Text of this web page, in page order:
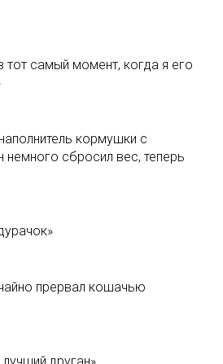
тот самый момент, когда я его
кормушки с
сбросил вес, теперь
прервал кошачью